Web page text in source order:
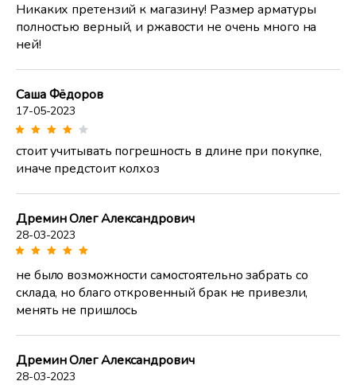
Никаких претензий к магазину! Размер арматуры
полностью верный, и ржавости не очень много на
ней!
Саша Фёдоров
17-05-2023
стоит учитывать погрешность в длине при покупке,
иначе предстоит колхоз
Дремин Олег Александрович
28-03-2023
не было возможности самостоятельно забрать со
склада, но благо откровенный брак не привезли,
менять не пришлось
Дремин Олег Александрович
28-03-2023